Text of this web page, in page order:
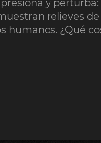
y
relieves
humanos. ¿Qué